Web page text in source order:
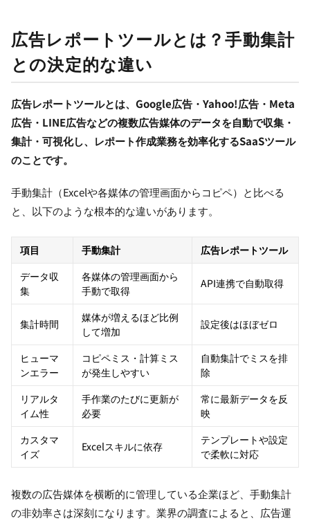
広告レポートツールとは？手動集計
との決定的な違い
広告レポートツールとは、Google広告・Yahoo!広告・Meta
広告・LINE広告などの複数広告媒体のデータを自動で収集・
集計・可視化し、レポート作成業務を効率化するSaaSツール
のことです。
手動集計（Excelや各媒体の管理画面からコピペ）と比べる
と、以下のような根本的な違いがあります。
項目 手動集計
広告レポートツール
データ収
集
各媒体の管理画面から
手動で取得
API連携で自動取得
集計時間
媒体が増えるほど比例
して増加
設定後はほぼゼロ
ヒューマ
ンエラー
コピペミス・計算ミス
が発生しやすい
自動集計でミスを排
除
リアルタ
イム性
手作業のたびに更新が
必要
常に最新データを反
映
カスタマ
イズ
Excelスキルに依存
テンプレートや設定
で柔軟に対応
複数の広告媒体を横断的に管理している企業ほど、手動集計
の非効率さは深刻になります。業界の調査によると、広告運